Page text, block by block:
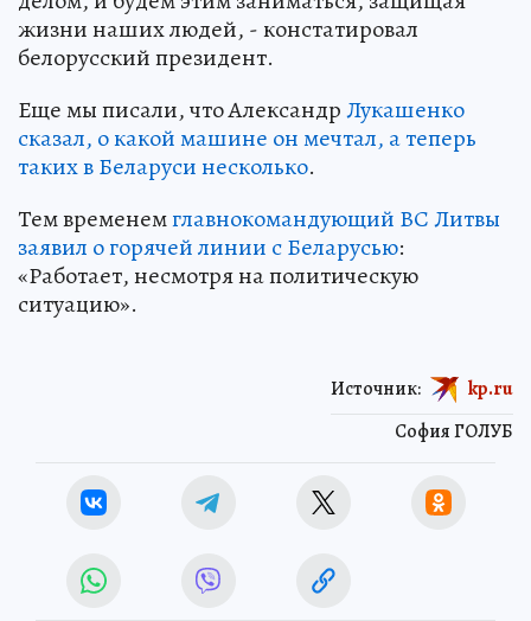
жизни наших людей, - констатировал
белорусский президент.
Еще мы писали, что АлександрЛукашенко
сказал, о какой машине он мечтал, а теперь
таких в Беларуси несколько.
Тем временемглавнокомандующий ВС Литвы
заявил о горячей линии с Беларусью:
«Работает, несмотря на политическую
ситуацию».
София ГОЛУБ
Источник: kp.ru